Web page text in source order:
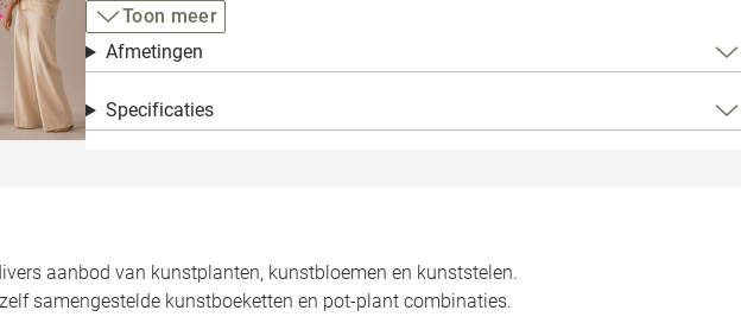
Loods 5
Toon meer
Afmetingen
Specificaties
aanbod van kunstplanten, kunstbloemen en kunststelen.
samengestelde kunstboeketten en pot-plant combinaties.